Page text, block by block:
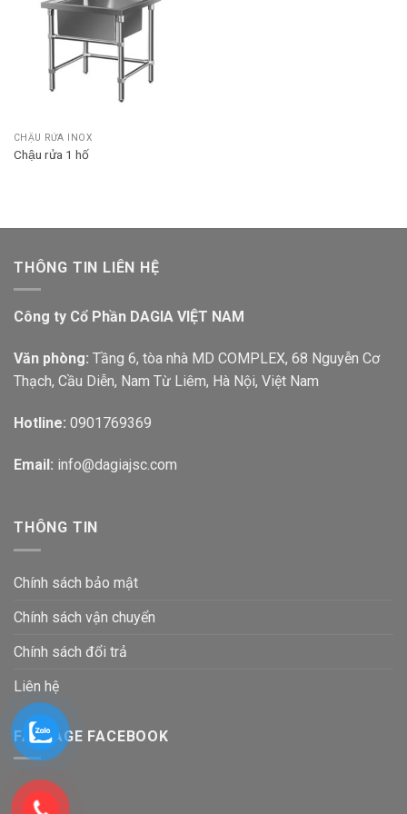
CHẬU RỬA INOX
Chậu rửa 1 hố
THÔNG TIN LIÊN HỆ
Công ty Cổ Phần DAGIA VIỆT NAM
Văn phòng: Tầng 6, tòa nhà MD COMPLEX, 68 Nguyễn Cơ
Thạch, Cầu Diễn, Nam Từ Liêm, Hà Nội, Việt Nam
Hotline: 0901769369
Email: info@dagiajsc.com
THÔNG TIN
Chính sách bảo mật
Chính sách vận chuyển
Chính sách đổi trả
Liên hệ
FANPAGE FACEBOOK